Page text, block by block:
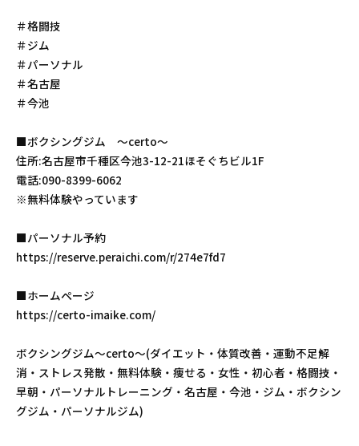
＃格闘技
＃ジム
＃パーソナル
＃名古屋
＃今池
■ボクシングジム 〜certo〜
住所:名古屋市千種区今池3-12-21ほそぐちビル1F
電話:090-8399-6062
※無料体験やっています
■パーソナル予約
https://reserve.peraichi.com/r/274e7fd7
■ホームページ
https://certo-imaike.com/
ボクシングジム〜certo〜(ダイエット・体質改善・運動不足解
消・ストレス発散・無料体験・痩せる・女性・初心者・格闘技・
早朝・パーソナルトレーニング・名古屋・今池・ジム・ボクシン
グジム・パーソナルジム)